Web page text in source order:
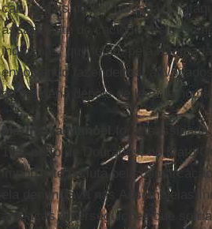
caiu depois de ser baleada. O
assassinato do cacique Nísio
indígenas, que lutam pela
envolvendo fazendeiros,
do indígena depois de levá-lo
Marinalva Manoel
foi
163, perto de Dourados, no Mato
importante na luta pela
ela denunciava nas Assembleias
ameaças e perseguições que